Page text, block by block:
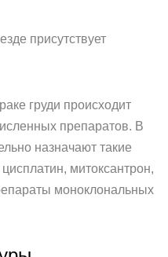
присутствует
груди происходит
препаратов. В
назначают такие
митоксантрон,
моноклональных